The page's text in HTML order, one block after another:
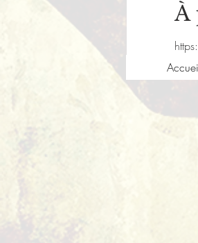
À